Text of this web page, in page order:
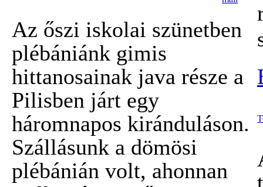
Az őszi iskolai szünetben
plébániánk gimis
hittanosainak java része a
Pilisben járt egy
háromnapos kiránduláson.
Szállásunk a dömösi
plébánián volt, ahonnan